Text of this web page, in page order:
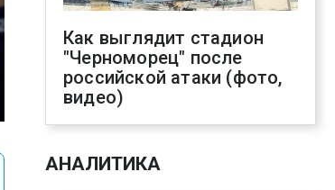
Как выглядит стадион
"Черноморец" после
российской атаки (фото,
видео)
АНАЛИТИКА